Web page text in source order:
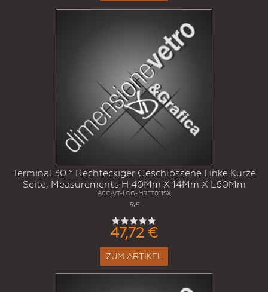
Terminal 30 ° Rechteckiger Geschlossene Linke Kurze
Seite, Measurements H 40Mm X 14Mm X L60Mm
ACC-VT-LOG-MRET011SX
RIF
47,72 €
ZUM ARTIKEL